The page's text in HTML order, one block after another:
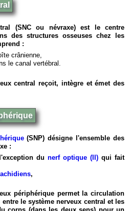
(SNC ou névraxe) est le centre
des structures osseuses chez les
:
crânienne,
le canal vertébral.
central reçoit, intègre et émet des
(SNP) désigne l'ensemble des
:
du nerf optique (II) qui fait
,
périphérique permet la circulation
le système nerveux central et les